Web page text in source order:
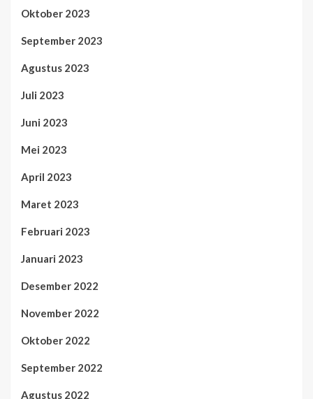
Oktober 2023
September 2023
Agustus 2023
Juli 2023
Juni 2023
Mei 2023
April 2023
Maret 2023
Februari 2023
Januari 2023
Desember 2022
November 2022
Oktober 2022
September 2022
Agustus 2022